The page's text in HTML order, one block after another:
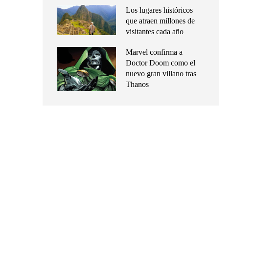
Los lugares históricos
que atraen millones de
visitantes cada año
Marvel confirma a
Doctor Doom como el
nuevo gran villano tras
Thanos